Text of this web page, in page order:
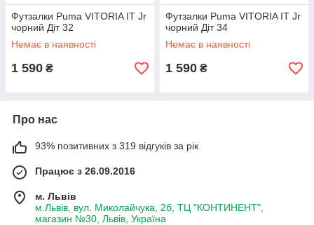
Футзалки Puma VITORIA IT Jr
чорний Діт 32
Немає в наявності
1 590 ₴
Футзалки Puma VITORIA IT Jr
чорний Діт 34
Немає в наявності
1 590 ₴
Про нас
93% позитивних з 319 відгуків за рік
Працює з 26.09.2016
м. Львів
м.Львів, вул. Миколайчука, 2б, ТЦ "КОНТИНЕНТ",
магазин №30, Львів, Україна